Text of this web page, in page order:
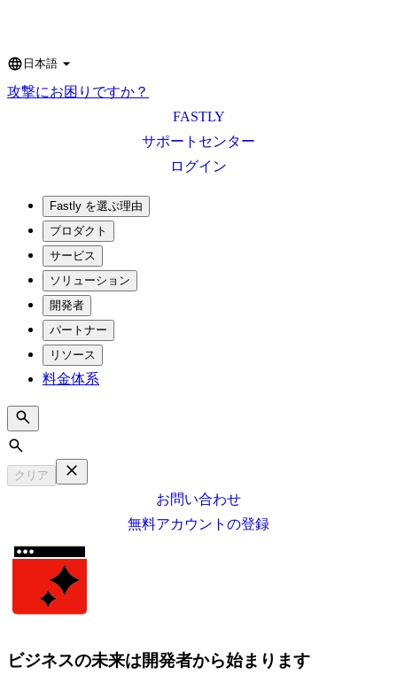
Language
日本語
攻撃にお困りですか？
FASTLY
サポートセンター
ログイン
Fastly を選ぶ理由
プロダクト
サービス
ソリューション
開発者
パートナー
リソース
料金体系
Search
クリア
お問い合わせ
無料アカウントの登録
ビジネスの未来は開発者から始まります